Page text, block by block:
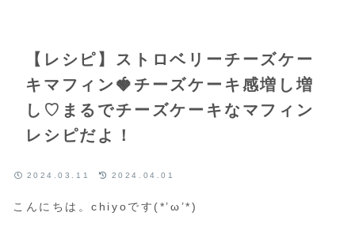
【レシピ】ストロベリーチーズケー
キマフィン🍓チーズケーキ感増し増
し♡まるでチーズケーキなマフィン
レシピだよ！
2024.03.11 2024.04.01
こんにちは。chiyoです(*’ω’*)